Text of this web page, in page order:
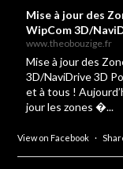
Mise à jour des
WipCom 3D/
www.theobouzige.fr
Mise à jour des
3D/NaviDrive 3D
et à tous !
jour les zones �...
View on Facebook ·